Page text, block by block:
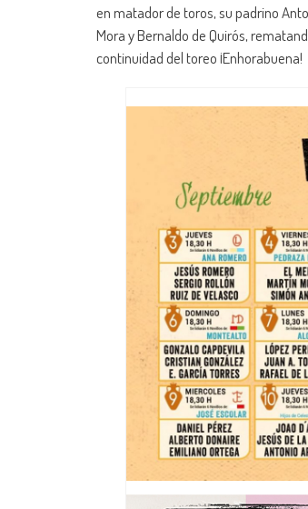
en matador de toros, su padrino
Mora y Bernaldo de Quirós,
continuidad del toreo ¡Enhorabuena!